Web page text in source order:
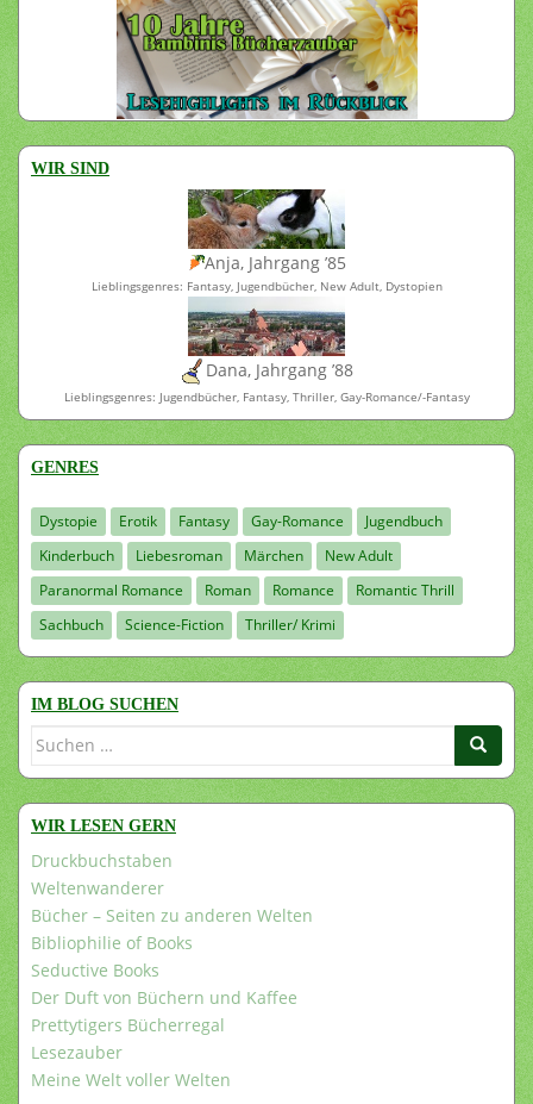
WIR SIND
Anja, Jahrgang ’85
Lieblingsgenres: Fantasy, Jugendbücher, New Adult, Dystopien
Dana, Jahrgang ’88
Lieblingsgenres: Jugendbücher, Fantasy, Thriller, Gay-Romance/-Fantasy
GENRES
Dystopie Erotik Fantasy Gay-Romance
Jugendbuch
Kinderbuch
Liebesroman Märchen
New Adult
Paranormal Romance
Roman Romance
Romantic Thrill
Sachbuch
Science-Fiction Thriller/ Krimi
IM BLOG SUCHEN
Suchen
WIR LESEN GERN
Druckbuchstaben
Weltenwanderer
Bücher – Seiten zu anderen Welten
Bibliophilie of Books
Seductive Books
Der Duft von Büchern und Kaffee
Prettytigers Bücherregal
Lesezauber
Meine Welt voller Welten